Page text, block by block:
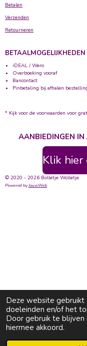
Deze website gebruikt
doeleinden en/of het
Door gebruik te blijven
hiermee akkoord.
Betalen
Verzenden
Retourneren
BETAALMOGELIJKHEDEN
iDEAL / Wero
Overboeking vooraf
Bancontact
Pinbetaling bij afhalen
* Kijk voor de voorwaarden voor
AANBIEDINGEN IN
Klik hier
© 2020 - 2026 Bolletje Wolletje
Powered byJouwWeb